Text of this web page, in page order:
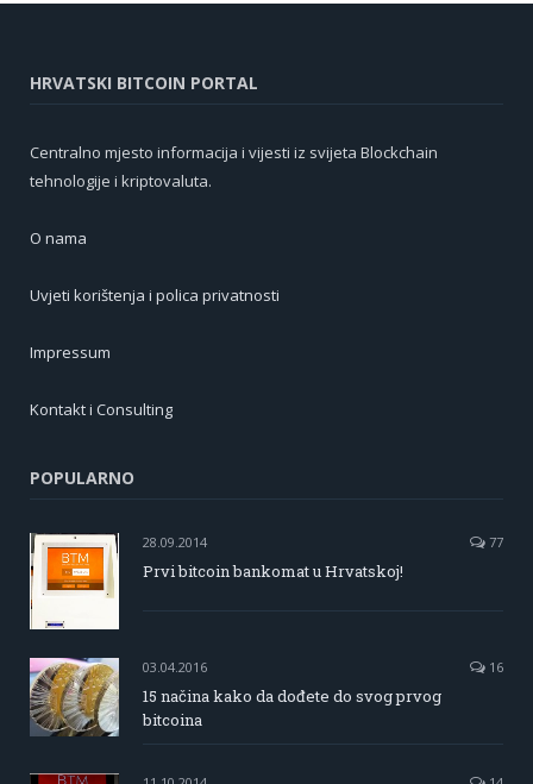
HRVATSKI BITCOIN PORTAL
Centralno mjesto informacija i vijesti iz svijeta Blockchain
tehnologije i kriptovaluta.
O nama
Uvjeti korištenja i polica privatnosti
Impressum
Kontakt i Consulting
POPULARNO
28.09.2014 77
Prvi bitcoin bankomat u Hrvatskoj!
03.04.2016 16
15 načina kako da dođete do svog prvog
bitcoina